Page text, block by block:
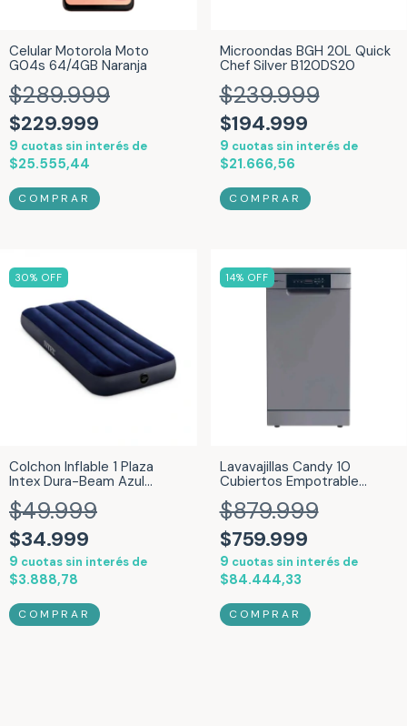
Celular Motorola Moto
G04s 64/4GB Naranja
$289.999
$229.999
9 cuotas sin interés de
$25.555,44
Microondas BGH 20L Quick
Chef Silver B120DS20
$239.999
$194.999
9 cuotas sin interés de
$21.666,56
30% OFF
Colchon Inflable 1 Plaza
Intex Dura-Beam Azul
25580/4
$49.999
$34.999
9 cuotas sin interés de
$3.888,78
14% OFF
Lavavajillas Candy 10
Cubiertos Empotrable
Inverter Brava Slim SIlver
Inox CDPH2D1047S-12
$879.999
$759.999
9 cuotas sin interés de
$84.444,33